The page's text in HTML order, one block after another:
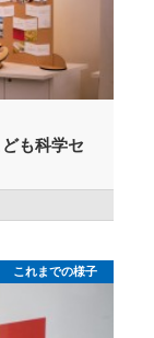
も科学セ
これまでの様子